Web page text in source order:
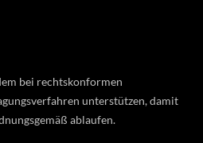
bei rechtskonformen
unterstützen, damit
ablaufen.